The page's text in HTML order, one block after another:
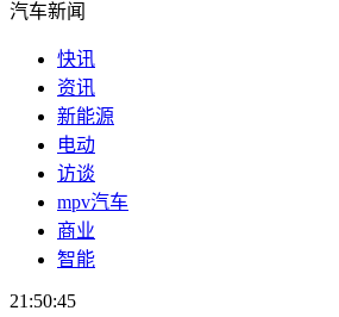
汽车新闻
快讯
资讯
新能源
电动
访谈
mpv汽车
商业
智能
21:50:46